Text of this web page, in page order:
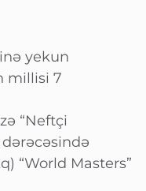
yekun
millisi 7
“Neftçi
“World Masters”